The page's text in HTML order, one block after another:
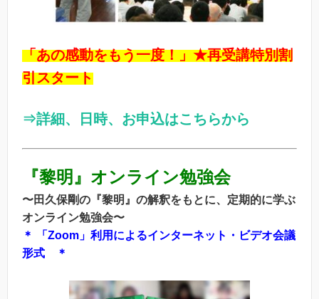
「あの感動をもう一度！」★再受講特別割
引スタート
⇒詳細、日時、お申込はこちらから
『黎明』オンライン勉強会
〜田久保剛の『黎明』の解釈をもとに、定期的に学ぶ
オンライン勉強会〜
＊ 「Zoom」利用によるインターネット・ビデオ会議
形式 ＊